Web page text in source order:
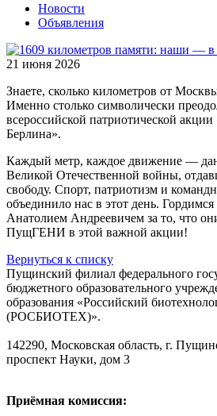
Новости
Объявления
21 июня 2026
Знаете, сколько километров от
Именно столько символически
всероссийской патриотической
Берлина».
Каждый метр, каждое движение —
Великой Отечественной войны,
свободу. Спорт, патриотизм и
объединило нас в этот день.
Анатолием Андреевичем за то, что
ПущГЕНИ в этой важной акции!
Вернуться к списку
Пущинский филиал федерального
бюджетного образовательного
образования «Российский
(РОСБИОТЕХ)».
142290, Московская область, г.
проспект Науки, дом 3
Приёмная комиссия: